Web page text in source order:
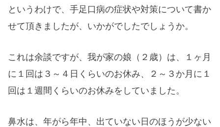
というわけで、手足口病の症状や対策について書か
せて頂きましたが、いかがでしたでしょうか。
これは余談ですが、我が家の娘（２歳）は、１ヶ月
に１回は３～４日くらいのお休み、２～３か月に１
回は１週間くらいのお休みをしていました。
鼻水は、年がら年中、出ていない日のほうが少ない